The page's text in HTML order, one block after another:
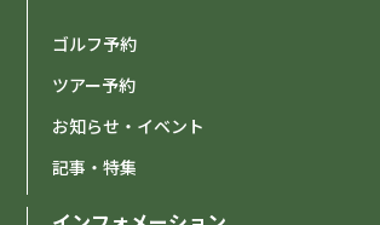
ゴルフ予約
ツアー予約
お知らせ・イベント
記事・特集